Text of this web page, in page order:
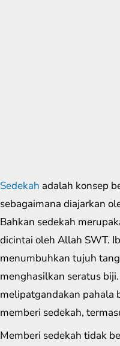
Sedekah adalah konsep
sebagaimana diajarkan
Bahkan sedekah
dicintai oleh Allah SWT.
menumbuhkan tujuh
menghasilkan seratus
melipatgandakan pahala
memberi sedekah,
Memberi sedekah tidak